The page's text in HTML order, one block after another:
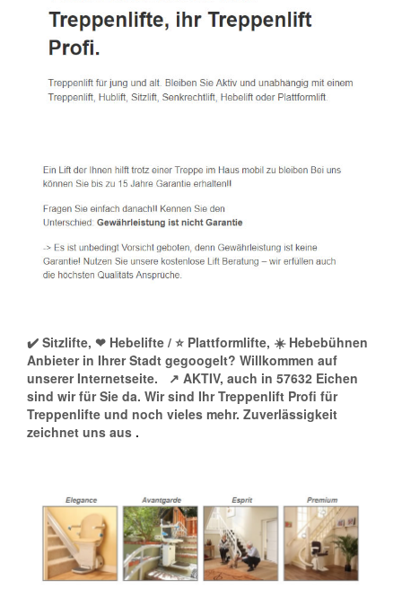
✔️ Sitzlifte, ❤ Hebelifte / ⭐ Plattformlifte, ☀️ Hebebühnen
Anbieter in Ihrer Stadt gegoogelt? Willkommen auf
unserer Internetseite.
↗️ AKTIV, auch in 57632 Eichen
sind wir für Sie da. Wir sind Ihr Treppenlift Profi für
Treppenlifte und noch vieles mehr. Zuverlässigkeit
zeichnet uns aus .